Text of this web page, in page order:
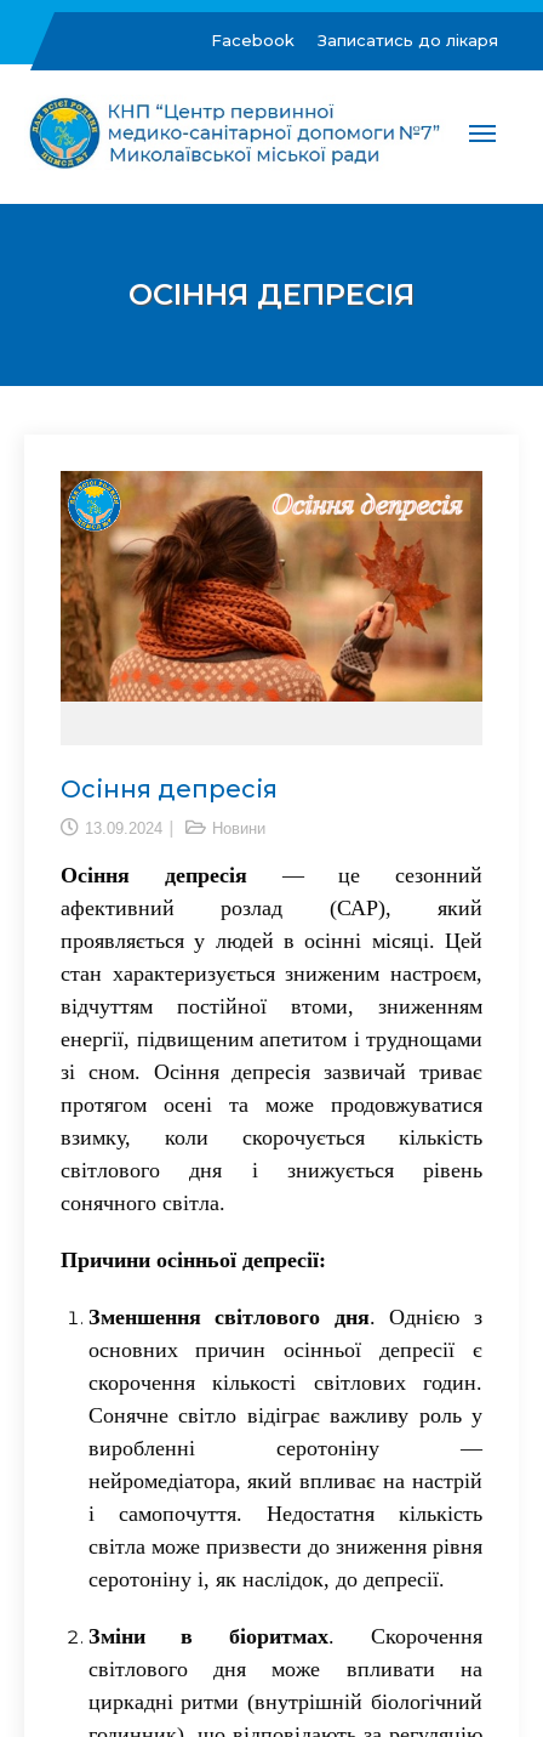
content
Facebook Записатись до лікаря
ЦПМСД №7 м.Миколаїв
первинної медико-санітарної допомоги №7"
ОСІННЯ ДЕПРЕСІЯ
Осіння депресія
13.09.2024 Новини
Осіння депресія— це сезонний
афективний розлад (САР), який
проявляється у людей в осінні місяці. Цей
стан характеризується зниженим настроєм,
відчуттям постійної втоми, зниженням
енергії, підвищеним апетитом і труднощами
зі сном. Осіння депресія зазвичай триває
протягом осені та може продовжуватися
взимку, коли скорочується кількість
світлового дня і знижується рівень
сонячного світла.
Причини осінньої депресії:
Зменшення світлового дня. Однією з
основних причин осінньої депресії є
скорочення кількості світлових годин.
Сонячне світло відіграє важливу роль у
виробленні серотоніну —
нейромедіатора, який впливає на настрій
і самопочуття. Недостатня кількість
світла може призвести до зниження рівня
серотоніну і, як наслідок, до депресії.
Зміни в біоритмах. Скорочення
світлового дня може впливати на
циркадні ритми (внутрішній біологічний